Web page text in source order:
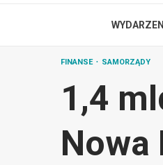
FINANSE SAMORZĄDY
1,4
Nowa